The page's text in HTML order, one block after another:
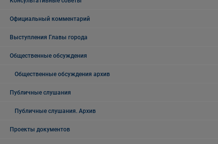
Официальный комментарий
Выступления Главы города
Общественные обсуждения
Общественные обсуждения архив
Публичные слушания
Публичные слушания. Архив
Проекты документов